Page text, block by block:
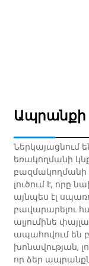
Ներկայացնում
եռակողմանի
լուծում է, որը
այնպես էլ
բավարարելու
ալյումինե
ապահովում են
խոնավության,
որ ձեր